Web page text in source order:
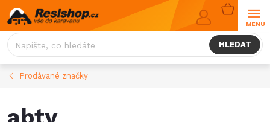
Přejít
na
obsah
HLEDAT
NÁKUPNÍ
KOŠÍK
Prodávané značky